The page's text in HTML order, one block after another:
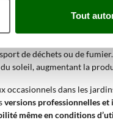
Tout
en maintenant la
déplacer et de
sans fatigue excessive,
de déchets ou de fumier.
soleil, augmentant la
occasionnels dans les
versions professionnelles
même en conditions